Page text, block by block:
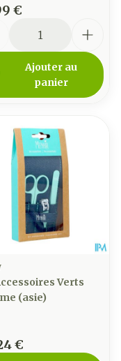
€
Ajouter au
panier
Verts
(asie)
€